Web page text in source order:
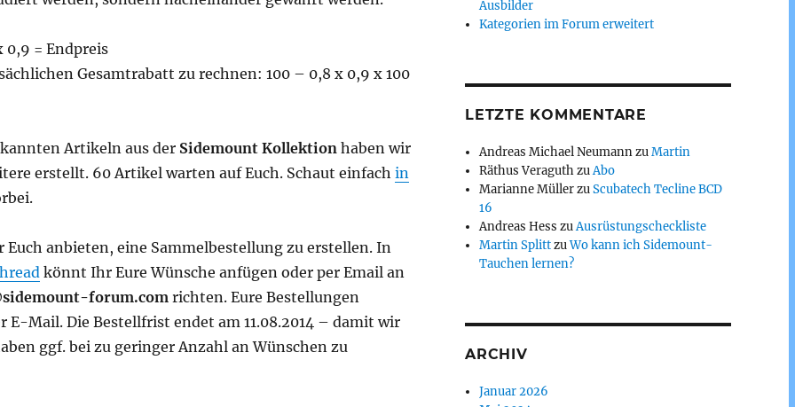
0,9 = Endpreis
Gesamtrabatt zu rechnen: 100 – 0,8 x 0,9 x 100
Artikeln aus der Sidemount Kollektion haben wir
erstellt. 60 Artikel warten auf Euch. Schaut einfach in
Euch anbieten, eine Sammelbestellung zu erstellen. In
könnt Ihr Eure Wünsche anfügen oder per Email an
forum.comrichten. Eure Bestellungen
E-Mail. Die Bestellfrist endet am 11.08.2014 – damit wir
ggf. bei zu geringer Anzahl an Wünschen zu
Ausbilder
Kategorien im Forum erweitert
LETZTE KOMMENTARE
Andreas Michael NeumannzuMartin
Räthus VeraguthzuAbo
Marianne MüllerzuScubatech Tecline BCD
16
Andreas Hess zuAusrüstungscheckliste
Martin SplittzuWo kann ich Sidemount-
Tauchen lernen?
ARCHIV
Januar 2026